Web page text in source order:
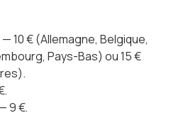
— 10 € (Allemagne, Belgique,
Pays-Bas) ou 15 €
9 €.